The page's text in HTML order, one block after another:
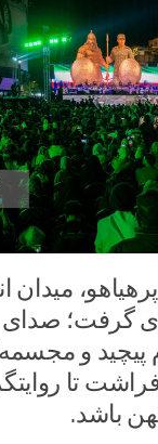
میدان
گرفت؛ صدای
پیچید و
تا
باشد.